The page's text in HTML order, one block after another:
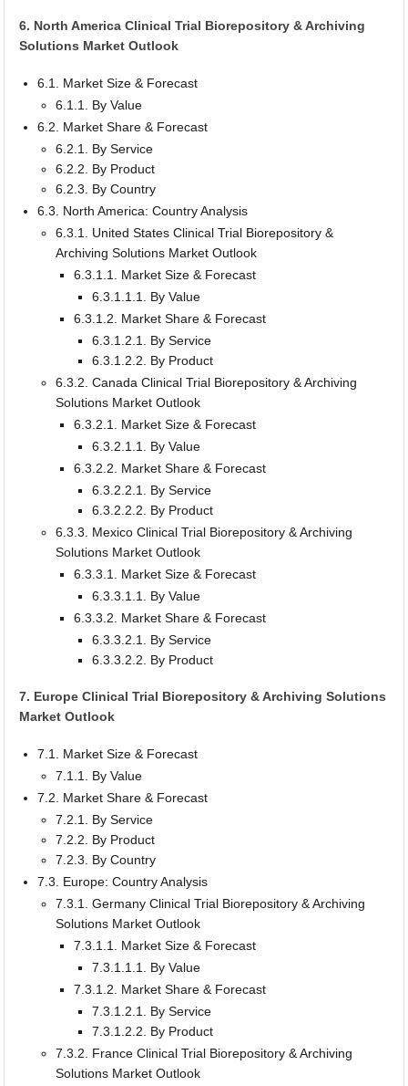
6. North America Clinical Trial Biorepository & Archiving
Solutions Market Outlook
6.1. Market Size & Forecast
6.1.1. By Value
6.2. Market Share & Forecast
6.2.1. By Service
6.2.2. By Product
6.2.3. By Country
6.3. North America: Country Analysis
6.3.1. United States Clinical Trial Biorepository &
Archiving Solutions Market Outlook
6.3.1.1. Market Size & Forecast
6.3.1.1.1. By Value
6.3.1.2. Market Share & Forecast
6.3.1.2.1. By Service
6.3.1.2.2. By Product
6.3.2. Canada Clinical Trial Biorepository & Archiving
Solutions Market Outlook
6.3.2.1. Market Size & Forecast
6.3.2.1.1. By Value
6.3.2.2. Market Share & Forecast
6.3.2.2.1. By Service
6.3.2.2.2. By Product
6.3.3. Mexico Clinical Trial Biorepository & Archiving
Solutions Market Outlook
6.3.3.1. Market Size & Forecast
6.3.3.1.1. By Value
6.3.3.2. Market Share & Forecast
6.3.3.2.1. By Service
6.3.3.2.2. By Product
7. Europe Clinical Trial Biorepository & Archiving Solutions
Market Outlook
7.1. Market Size & Forecast
7.1.1. By Value
7.2. Market Share & Forecast
7.2.1. By Service
7.2.2. By Product
7.2.3. By Country
7.3. Europe: Country Analysis
7.3.1. Germany Clinical Trial Biorepository & Archiving
Solutions Market Outlook
7.3.1.1. Market Size & Forecast
7.3.1.1.1. By Value
7.3.1.2. Market Share & Forecast
7.3.1.2.1. By Service
7.3.1.2.2. By Product
7.3.2. France Clinical Trial Biorepository & Archiving
Solutions Market Outlook